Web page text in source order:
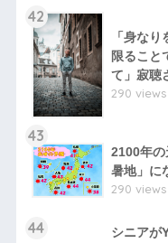
42
「身な
限ること
て」寂聴
290 views
43
2100年
暑地」に
290 views
44
シニアが